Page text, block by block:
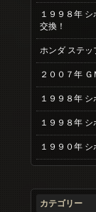
１９９８年
交換！
ホンダ ステッ
２００７年
１９９８年
１９９８年
１９９０年
カテゴリー